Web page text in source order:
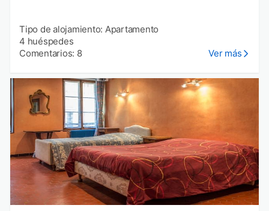
Tipo de alojamiento: Apartamento
4 huéspedes
Comentarios: 8
Ver más